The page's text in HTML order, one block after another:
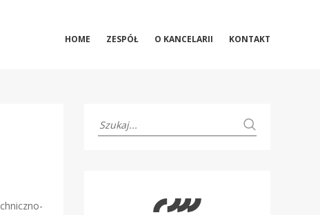
HOME ZESPÓŁ O KANCELARII KONTAKT